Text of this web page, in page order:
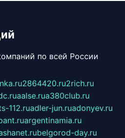
по всей России
2864420.ru2rich.ru
aalse.rua380club.ru
112.ruadler-jun.ruadonyev.ru
argentinamia.ru
belgorod-day.ru